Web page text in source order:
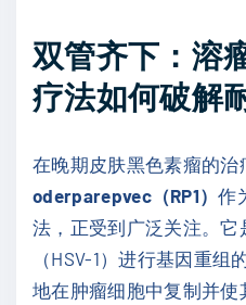
双管齐下：溶
疗法如何破解
在晚期皮肤黑色素瘤的治
oderparepvec（RP1）作
法，正受到广泛关注。
（HSV-1）进行基因重
地在肿瘤细胞中复制并